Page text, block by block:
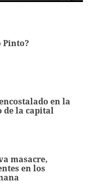
Pinto?
en la
de la capital
masacre,
en los